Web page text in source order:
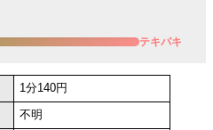
テキパキ
1分140円
不明